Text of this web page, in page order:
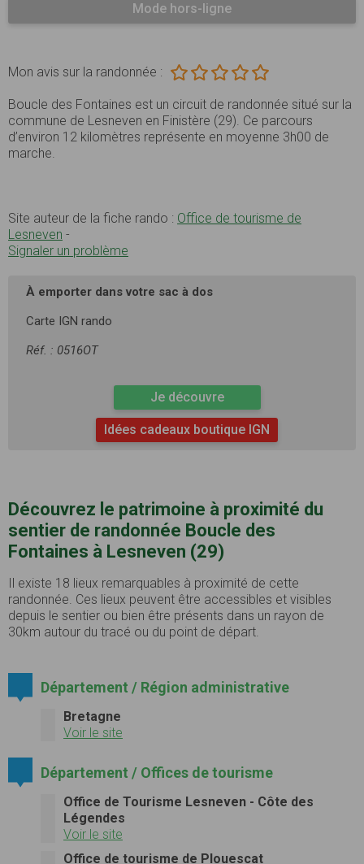
Mode hors-ligne
Mon avis sur la randonnée :
Boucle des Fontaines est un circuit de randonnée situé sur la
commune de Lesneven en Finistère (29). Ce parcours
d’environ 12 kilomètres représente en moyenne 3h00 de
marche.
Site auteur de la fiche rando : Office de tourisme de
Lesneven -
Signaler un problème
À emporter dans votre sac à dos
Carte IGN rando
Réf. : 0516OT
Je découvre
Idées cadeaux boutique IGN
Découvrez le patrimoine à proximité du
sentier de randonnée Boucle des
Fontaines à Lesneven (29)
Il existe 18 lieux remarquables à proximité de cette
randonnée. Ces lieux peuvent être accessibles et visibles
depuis le sentier ou bien être présents dans un rayon de
30km autour du tracé ou du point de départ.
Département / Région administrative
Bretagne
Voir le site
Département / Offices de tourisme
Office de Tourisme Lesneven - Côte des
Légendes
Voir le site
Office de tourisme de Plouescat